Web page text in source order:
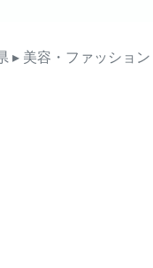
▸ 美容・ファッション